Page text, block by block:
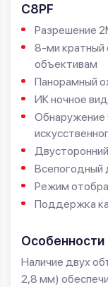
C8PF
Разрешение
8-ми кратный
объективам
Панорамный
ИК ночное
Обнаружение
Всепогодный
Режим
Поддержка
Особенности
Наличие двух
2,8 мм)